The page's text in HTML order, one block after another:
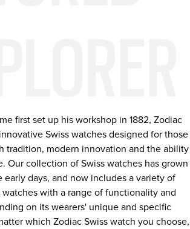
first set up his workshop in 1882, Zodiac
Swiss watches designed for those
tradition, modern innovation and the ability
Our collection of Swiss watches has grown
early days, and now includes a variety of
with a range of functionality and
on its wearers' unique and specific
which Zodiac Swiss watch you choose,